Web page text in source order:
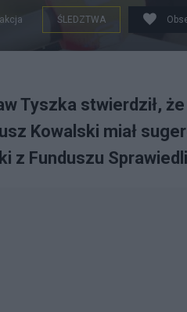
ŚLEDZTWA
Tyszka stwierdził,
Kowalski miał
z Funduszu